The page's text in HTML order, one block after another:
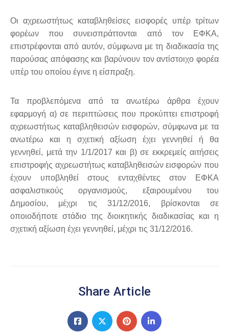
Οι αχρεωστήτως καταβληθείσες εισφορές υπέρ τρίτων
φορέων που συνεισπράττονται από τον ΕΦΚΑ,
επιστρέφονται από αυτόν, σύμφωνα με τη διαδικασία της
παρούσας απόφασης και βαρύνουν τον αντίστοιχο φορέα
υπέρ του οποίου έγινε η είσπραξη.
Τα προβλεπόμενα από τα ανωτέρω άρθρα έχουν
εφαρμογή α) σε περιπτώσεις που προκύπτει επιστροφή
αχρεωστήτως καταβληθεισών εισφορών, σύμφωνα με τα
ανωτέρω και η σχετική αξίωση έχει γεννηθεί ή θα
γεννηθεί, μετά την 1/1/2017 και β) σε εκκρεμείς αιτήσεις
επιστροφής αχρεωστήτως καταβληθεισών εισφορών που
έχουν υποβληθεί στους ενταχθέντες στον ΕΦΚΑ
ασφαλιστικούς οργανισμούς, εξαιρουμένου του
Δημοσίου, μέχρι τις 31/12/2016, βρίσκονται σε
οποιοδήποτε στάδιο της διοικητικής διαδικασίας και η
σχετική αξίωση έχει γεννηθεί, μέχρι τις 31/12/2016.
Share Article